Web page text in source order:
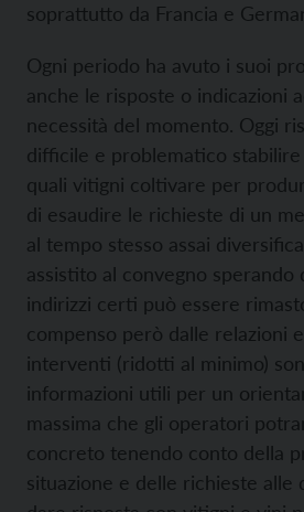
soprattutto da Francia e
Ogni periodo ha avuto i suoi
anche le risposte o indicazioni
necessità del momento. Oggi
difficile e problematico stabilire
quali vitigni coltivare per
di esaudire le richieste di un
al tempo stesso assai
assistito al convegno sperando
indirizzi certi può essere
compenso però dalle relazioni
interventi (ridotti al minimo)
informazioni utili per un
massima che gli operatori
concreto tenendo conto della
situazione e delle richieste alle